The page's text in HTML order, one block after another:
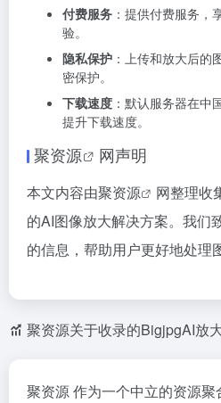
付费服务 ：提供付费服务，
验。
隐私保护 ：上传和放大后的
密保护。
下载速度 ：默认服务器在中
提升下载速度。
聚资源 网声明
本文内容由聚资源
网整理收
的AI图像放大解决方案。我们
的信息，帮助用户更好地处理
聚资源关于收录的BigjpgAI放
聚资源 作为一个中立的资源